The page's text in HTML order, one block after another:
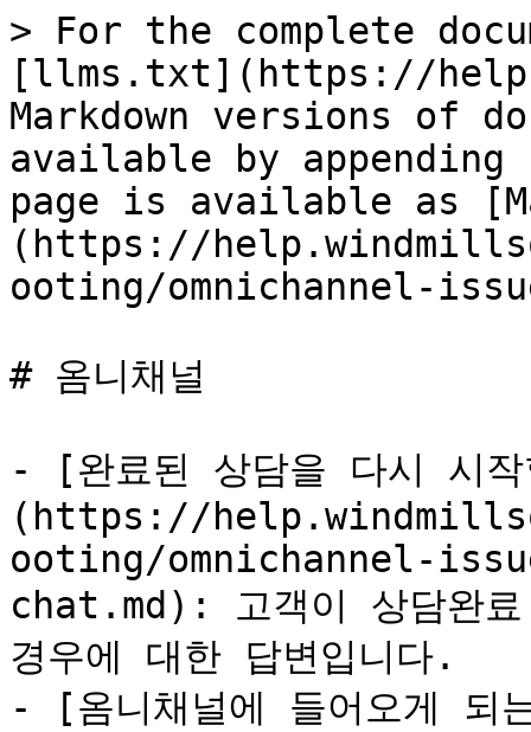
> For the complete
[llms.txt](https://
Markdown versions of
available by
page is available as
(https://
ooting/omnichannel-
# 옴니채널
- [완료된 상담을 다시 시
(https://
ooting/omnichannel-
chat.md): 고객이 상담완
경우에 대한 답변입니다.
- [옴니채널에 들어오게 되